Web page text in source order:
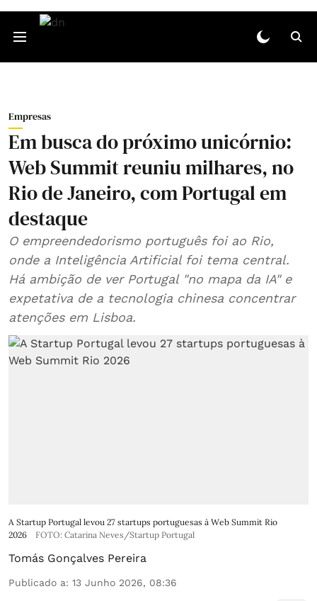
Empresas
Em busca do próximo unicórnio:
Web Summit reuniu milhares, no
Rio de Janeiro, com Portugal em
destaque
O empreendedorismo português foi ao Rio,
onde a Inteligência Artificial foi tema central.
Há ambição de ver Portugal "no mapa da IA" e
expetativa de a tecnologia chinesa concentrar
atenções em Lisboa.
A Startup Portugal levou 27 startups portuguesas à Web Summit Rio
2026
FOTO: Catarina Neves/Startup Portugal
Tomás Gonçalves Pereira
Publicado a: 13 Junho 2026, 08:36